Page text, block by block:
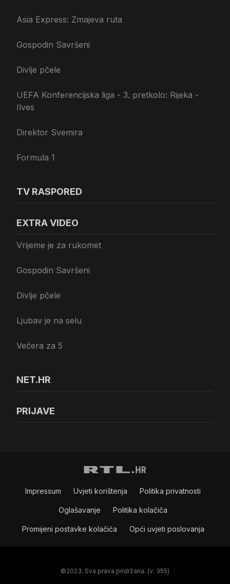
Asia Express: Zmajeva ruta
Gospodin Savršeni
Divlje pčele
UEFA Konferencijska liga - 3. pretkolo: Rijeka -
Ilves
Direktor Svemira
Formula 1
TV RASPORED
EXTRA VIDEO
Vrijeme je za rukomet
Gospodin Savršeni
Divlje pčele
Ljubav je na selu
Večera za 5
NET.HR
PRIJAVE
Impressum Uvjeti korištenja Politika privatnosti
Oglašavanje Politika kolačiča
Promijeni postavke kolačića Opći uvjeti poslovanja
©2023. Sva prava pridržana. (v: 355)